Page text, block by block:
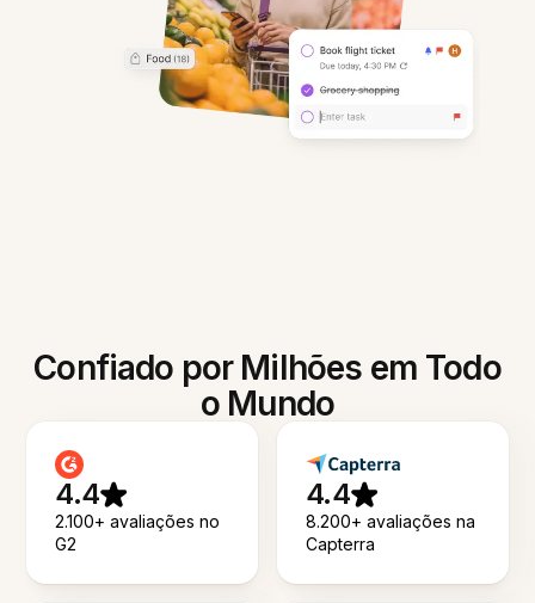
Confiado por Milhões em Todo
o Mundo
4.4
2.100+ avaliações no
G2
4.4
8.200+ avaliações na
Capterra